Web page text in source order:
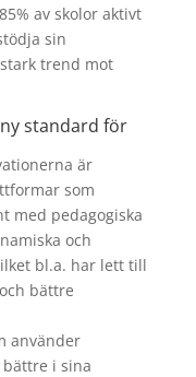
av skolor aktivt
sin
trend mot
standard för
är
som
med pedagogiska
och
bl.a. har lett till
bättre
använder
i sina